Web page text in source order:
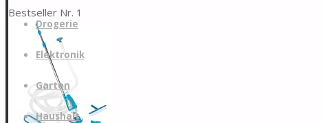
springenDrogerie
Elektronik
Garten
Haushalt
Bestseller Nr. 1